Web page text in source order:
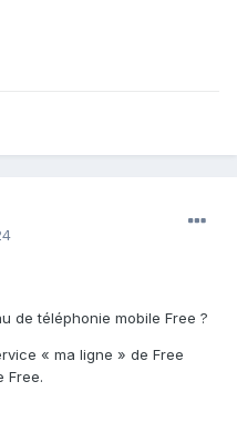
de téléphonie mobile Free ?
« ma ligne » de Free
Free.